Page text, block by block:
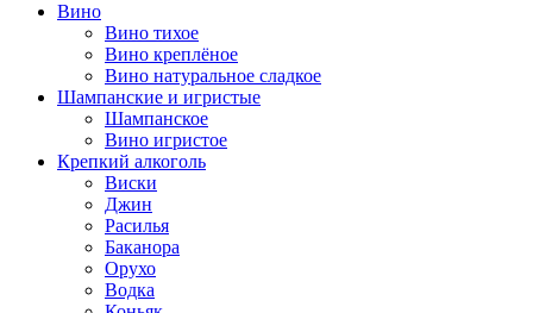
Вино
Вино тихое
Вино креплёное
Вино натуральное сладкое
Шампанские и игристые
Шампанское
Вино игристое
Крепкий алкоголь
Виски
Джин
Расилья
Баканора
Орухо
Водка